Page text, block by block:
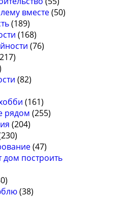
вместе(50)
(189)
(168)
(76)
(82)
(161)
рядом (255)
(204)
(47)
дом построить
(38)